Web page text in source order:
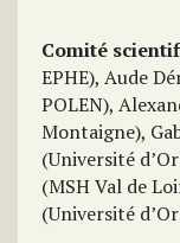
Comité
EPHE), Aude
POLEN),
Montaigne),
(Université
(MSH Val de
(Université